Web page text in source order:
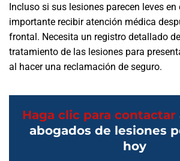
Incluso si sus lesiones parecen leves en
importante recibir atención médica
frontal. Necesita un registro detallado
tratamiento de las lesiones para
al hacer una reclamación de seguro.
Haga clic para contactar
abogados de lesiones
hoy